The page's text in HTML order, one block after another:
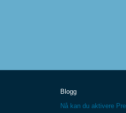
Blogg
Nå kan du aktivere